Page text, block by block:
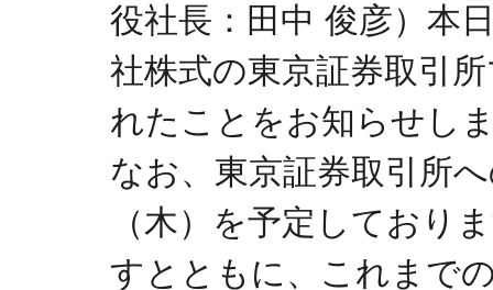
役社長：田中 俊彦）本
社株式の東京証券取引
れたことをお知らせし
なお、東京証券取引所
（木）を予定しており
すとともに、これまで